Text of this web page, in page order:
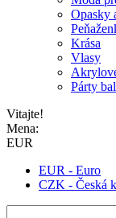
Opasky
Krása
Vlasy
Párty
Vitajte!
Mena:
EUR
EUR - Euro
CZK - Česká